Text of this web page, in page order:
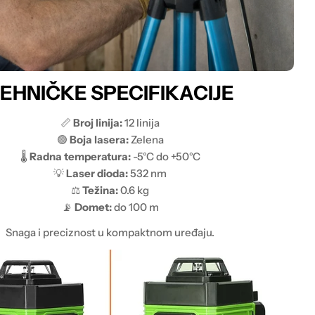
SPECIFIKACIJE
📏Broj linija:12 linija
🟢 Boja lasera:Zelena
🌡️ Radna temperatura:-5°C do +50°C
💡Laser dioda:532 nm
⚖️Težina:0.6 kg
📡 Domet:do 100 m
Snaga i preciznost u kompaktnom uređaju.